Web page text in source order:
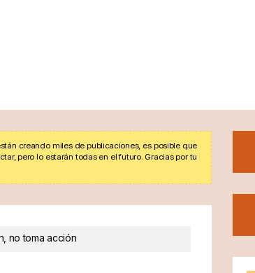
creando miles de publicaciones, es posible que
pero lo estarán todas en el futuro. Gracias por tu
no toma acción